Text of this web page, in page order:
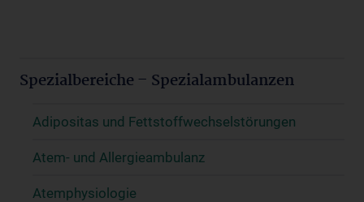
Spezialbereiche – Spezialambulanzen
Adipositas und Fettstoffwechselstörungen
Atem- und Allergieambulanz
Atemphysiologie